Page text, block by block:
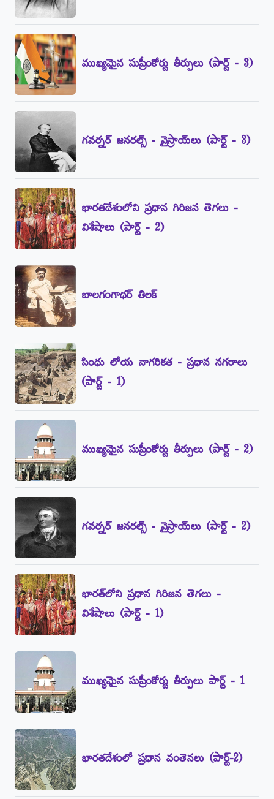
ముఖ్యమైన సుప్రీంకోర్టు తీర్పులు (పార్ట్‌ - 3)
గవర్నర్‌ జనరల్స్‌ - వైస్రాయ్‌లు (పార్ట్‌ - 3)
భారతదేశంలోని ప్రధాన గిరిజన తెగలు -
విశేషాలు (పార్ట్‌ - 2)
బాలగంగాధర్‌ తిలక్‌
సింధు లోయ నాగరికత - ప్రధాన నగరాలు
(పార్ట్‌ - 1)
ముఖ్యమైన సుప్రీంకోర్టు తీర్పులు (పార్ట్‌ - 2)
గవర్నర్‌ జనరల్స్‌ - వైస్రాయ్‌లు (పార్ట్‌ - 2)
భారత్‌లోని ప్రధాన గిరిజన తెగలు -
విశేషాలు (పార్ట్‌ - 1)
ముఖ్యమైన సుప్రీంకోర్టు తీర్పులు పార్ట్‌ - 1
భారతదేశంలో ప్రధాన వంతెనలు (పార్ట్‌-2)